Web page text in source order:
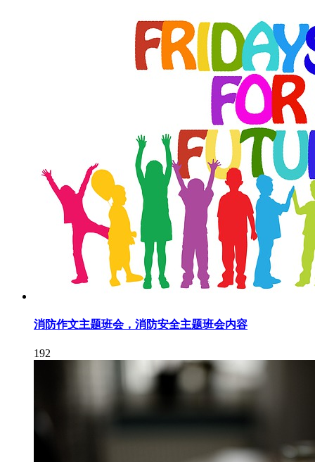
消防作文主题班会，消防安全主题班会内容
192